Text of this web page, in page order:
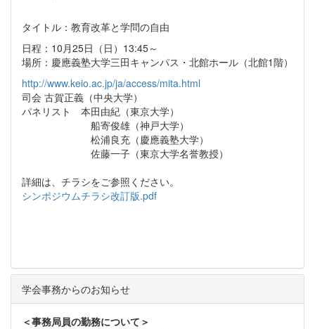
タイトル：教育改革と学問の自由
日程：10月25日（日）13:45～
場所：慶應義塾大学三田キャンパス・北館ホール（北館1階）
http://www.keio.ac.jp/ja/access/mita.html
司会 古賀正義（中央大学）
パネリスト 本田由紀（東京大学）
船寄俊雄（神戸大学）
松浦良充（慶應義塾大学）
佐藤一子（東京大学名誉教授）
詳細は、チラシをご参照ください。
シンポジウムチラシ改訂版.pdf
学会事務からのお知らせ
＜事務局員の勤務について＞